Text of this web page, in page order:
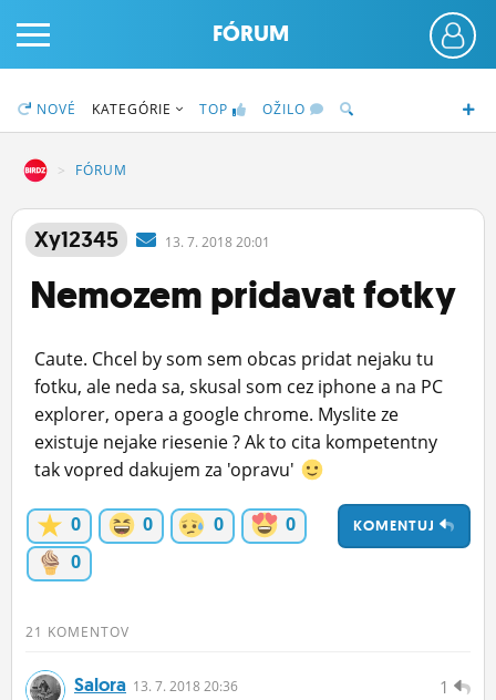
PRIHLÁS SA
ČINŽIAK
STATUSY
BLOGY
OBRÁZKY
ĽUDIA
MÔJ PROFIL
FÓRUM
NOVÉ KATEGÓRIE TOP OŽILO
FÓRUM
Xy12345 13. 7. 2018 20:01
Nemozem pridavat fotky
Caute. Chcel by som sem obcas pridat nejaku tu
fotku, ale neda sa, skusal som cez iphone a na PC
explorer, opera a google chrome. Myslite ze
existuje nejake riesenie ? Ak to cita kompetentny
tak vopred dakujem za 'opravu'
KOMENTUJ
0 0 0
0
0
21 KOMENTOV
1
Salora 13. 7. 2018 20:36